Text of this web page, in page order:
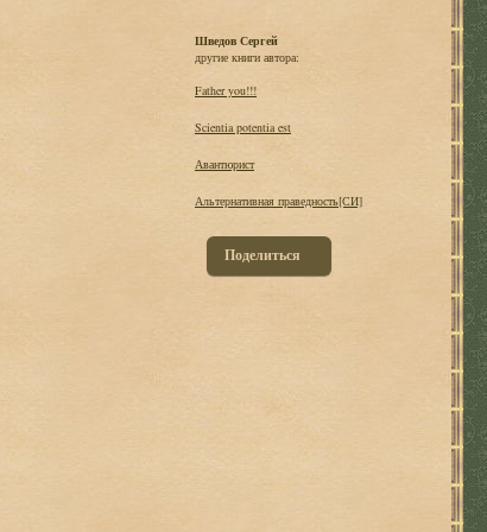
Шведов Сергей
другие книги автора:
Father you!!!
Scientia potentia est
Авантюрист
Альтернативная праведность[СИ]
Поделиться